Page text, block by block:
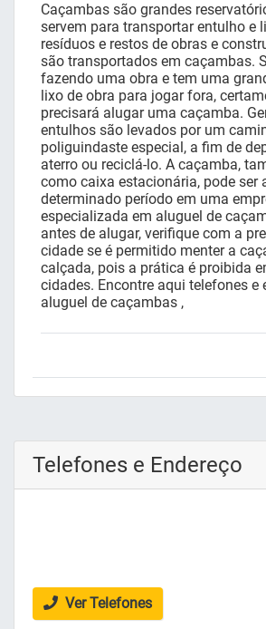
Caçambas são grandes
servem para transportar entulho e
resíduos e restos de obras e
são transportados em caçambas.
fazendo uma obra e tem uma
lixo de obra para jogar fora,
precisará alugar uma caçamba.
entulhos são levados por um
poliguindaste especial, a fim de
aterro ou reciclá-lo. A caçamba,
como caixa estacionária, pode ser
determinado período em uma
especializada em aluguel de
antes de alugar, verifique com a
cidade se é permitido menter a
calçada, pois a prática é proibida
cidades. Encontre aqui telefones e
aluguel de caçambas ,
Telefones e Endereço
Ver Telefones